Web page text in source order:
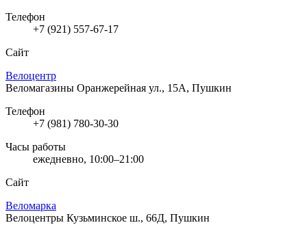
Телефон
+7 (921) 557-67-17
Сайт
Велоцентр
Веломагазины Оранжерейная ул., 15А, Пушкин
Телефон
+7 (981) 780-30-30
Часы работы
ежедневно, 10:00–21:00
Сайт
Веломарка
Велоцентры Кузьминское ш., 66Д, Пушкин